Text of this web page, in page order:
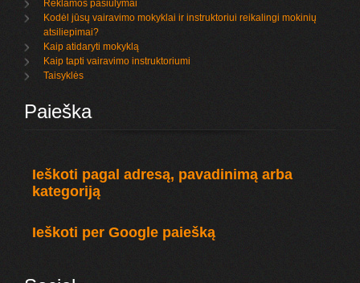
Reklamos pasiūlymai
Kodėl jūsų vairavimo mokyklai ir instruktoriui reikalingi mokinių
atsiliepimai?
Kaip atidaryti mokyklą
Kaip tapti vairavimo instruktoriumi
Taisyklės
Paieška
Ieškoti pagal adresą, pavadinimą arba
kategoriją
Ieškoti per Google paiešką